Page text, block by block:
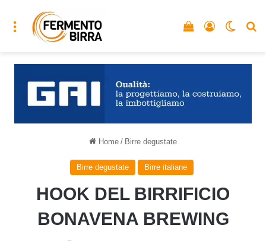
Menu Accedi
Vedi il carrello
Home / Birre degustate
Birre degustate Birre italiane
HOOK DEL BIRRIFICIO
BONAVENA BREWING